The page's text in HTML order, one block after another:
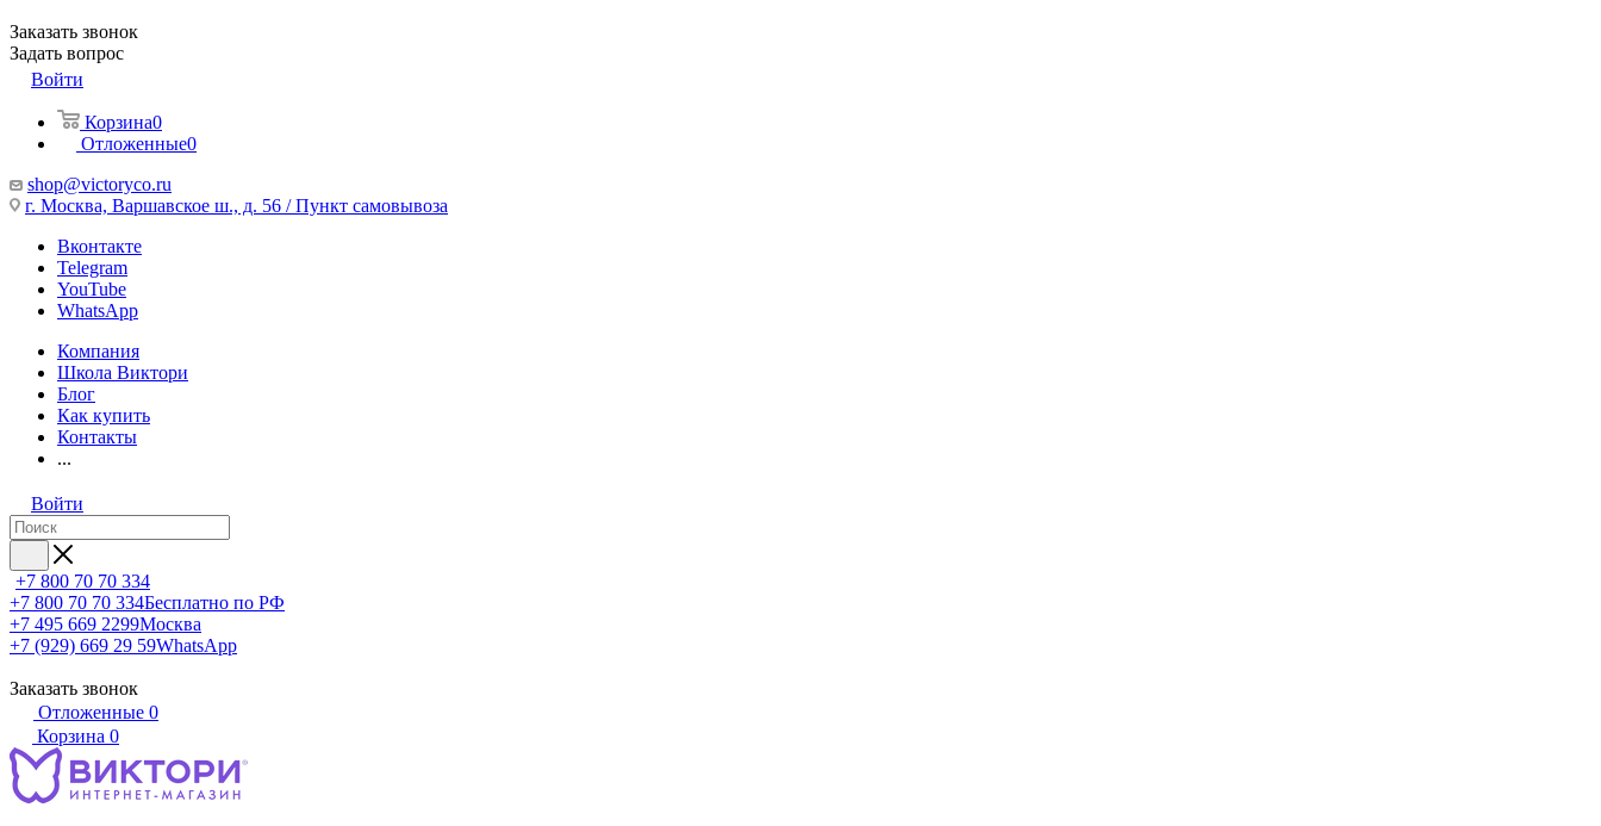
Заказать звонок
Задать вопрос
Войти
Корзина0
Отложенные0
shop@victoryco.ru
г. Москва, Варшавское ш., д. 56 / Пункт самовывоза
Вконтакте
Telegram
YouTube
WhatsApp
Компания
Школа Виктори
Блог
Как купить
Контакты
...
Войти
+7 800 70 70 334
+7 800 70 70 334Бесплатно по РФ
+7 495 669 2299Москва
+7 (929) 669 29 59WhatsApp
Заказать звонок
Отложенные 0
Корзина 0